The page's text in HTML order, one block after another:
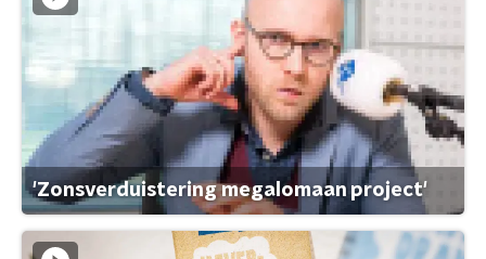
'Zonsverduistering megalomaan project'